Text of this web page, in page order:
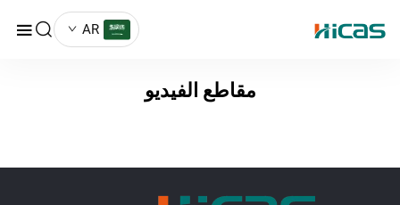
AR
مقاطع الفيديو